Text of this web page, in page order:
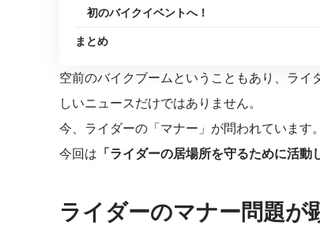
初のバイクイベントへ！
まとめ
空前のバイクブームということもあり、ラ
しいニュースだけではありません。
今、ライダーの「マナー」が問われています。
今回は 「ライダーの居場所を守るために活動
ライダーのマナー問題が